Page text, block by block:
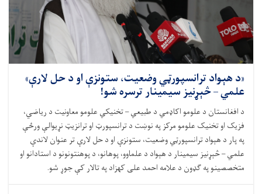
«د هېواد ترانسپورټي وضعیت، ستونزې او د حل لارې»
علمي – څېړنیز سیمینار ترسره شو!
د افغانستان د علومو اکاډمي د طبیعي – تخنیکي علومو معاونیت د ریاضي،
فزیک او تخنیک علومو مرکز په نوښت د ترانسپورټ او ترانزیټ نړیوالې ورځې
په پار د هېواد ترانسپورټي وضعیت، ستونزې او د حل لارې تر عنوان لاندې
علمي – څېړنیز سیمینار د هېواد د علماوو، پوهانو، د پوهنتونونو د استادانو او
متخصصینو په ګډون د علامه احمد علی کهزاد په تالار کې جوړ شو.